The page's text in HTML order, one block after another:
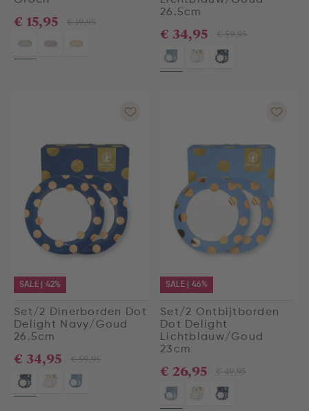
€ 19,95
€ 15,95
26.5cm
€ 59,95
€ 34,95
SALE | 42%
Set/2 Dinerborden Dot
Delight Navy/Goud
26.5cm
€ 59,95
€ 34,95
SALE | 46%
Set/2 Ontbijtborden
Dot Delight
Lichtblauw/Goud
23cm
€ 49,95
€ 26,95